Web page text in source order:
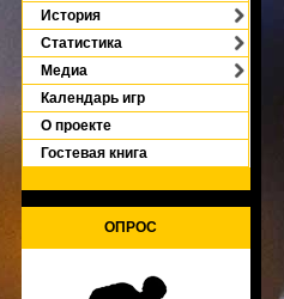
История
Статистика
Медиа
Календарь игр
О проекте
Гостевая книга
ОПРОС